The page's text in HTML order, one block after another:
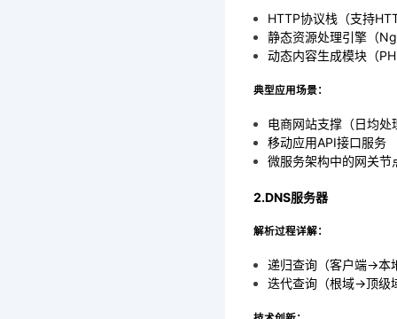
HTTP协议栈（支持
静态资源处理引擎（
动态内容生成模块（
典型应用场景：
电商网站支撑（日均处
移动应用API接口服务
微服务架构中的网关节
2.DNS服务器
解析过程详解：
递归查询（客户端→本
迭代查询（根域→顶级